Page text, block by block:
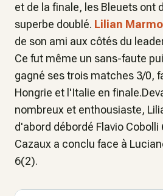
et de la finale, les Bleuets ont
superbe doublé. Lilian
de son ami aux côtés du
Ce fut même un sans-faute
gagné ses trois matches 3/0,
Hongrie et l'Italie en
nombreux et enthousiaste,
d'abord débordé Flavio
Cazaux a conclu face à
6(2).